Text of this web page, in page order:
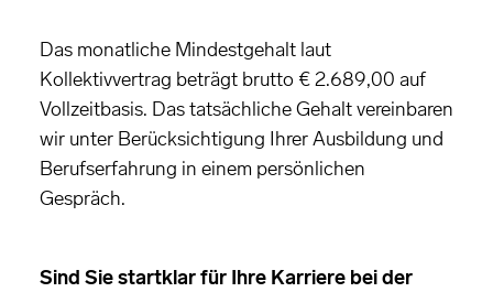
Das monatliche Mindestgehalt laut
Kollektivvertrag beträgt brutto € 2.689,00 auf
Vollzeitbasis. Das tatsächliche Gehalt vereinbaren
wir unter Berücksichtigung Ihrer Ausbildung und
Berufserfahrung in einem persönlichen
Gespräch.
Sind Sie startklar für Ihre Karriere bei der